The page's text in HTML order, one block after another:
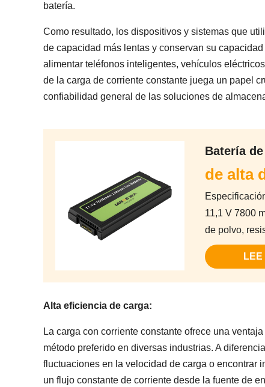
batería.
Como resultado, los dispositivos y sistemas que
de capacidad más lentas y conservan su
alimentar teléfonos inteligentes, vehículos
de la carga de corriente constante juega un papel
confiabilidad general de las soluciones de
Batería
de alta
11,1 V 7800
de polvo,
LEE
Alta eficiencia de carga:
La carga con corriente constante ofrece una
método preferido en diversas industrias. A
fluctuaciones en la velocidad de carga o encontrar
un flujo constante de corriente desde la fuente de